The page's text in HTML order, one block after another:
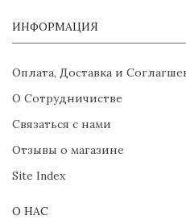
ИНФОРМАЦИЯ
Оплата, Доставка и
О Сотрудничистве
Связаться с нами
Отзывы о магазине
Site Index
О НАС